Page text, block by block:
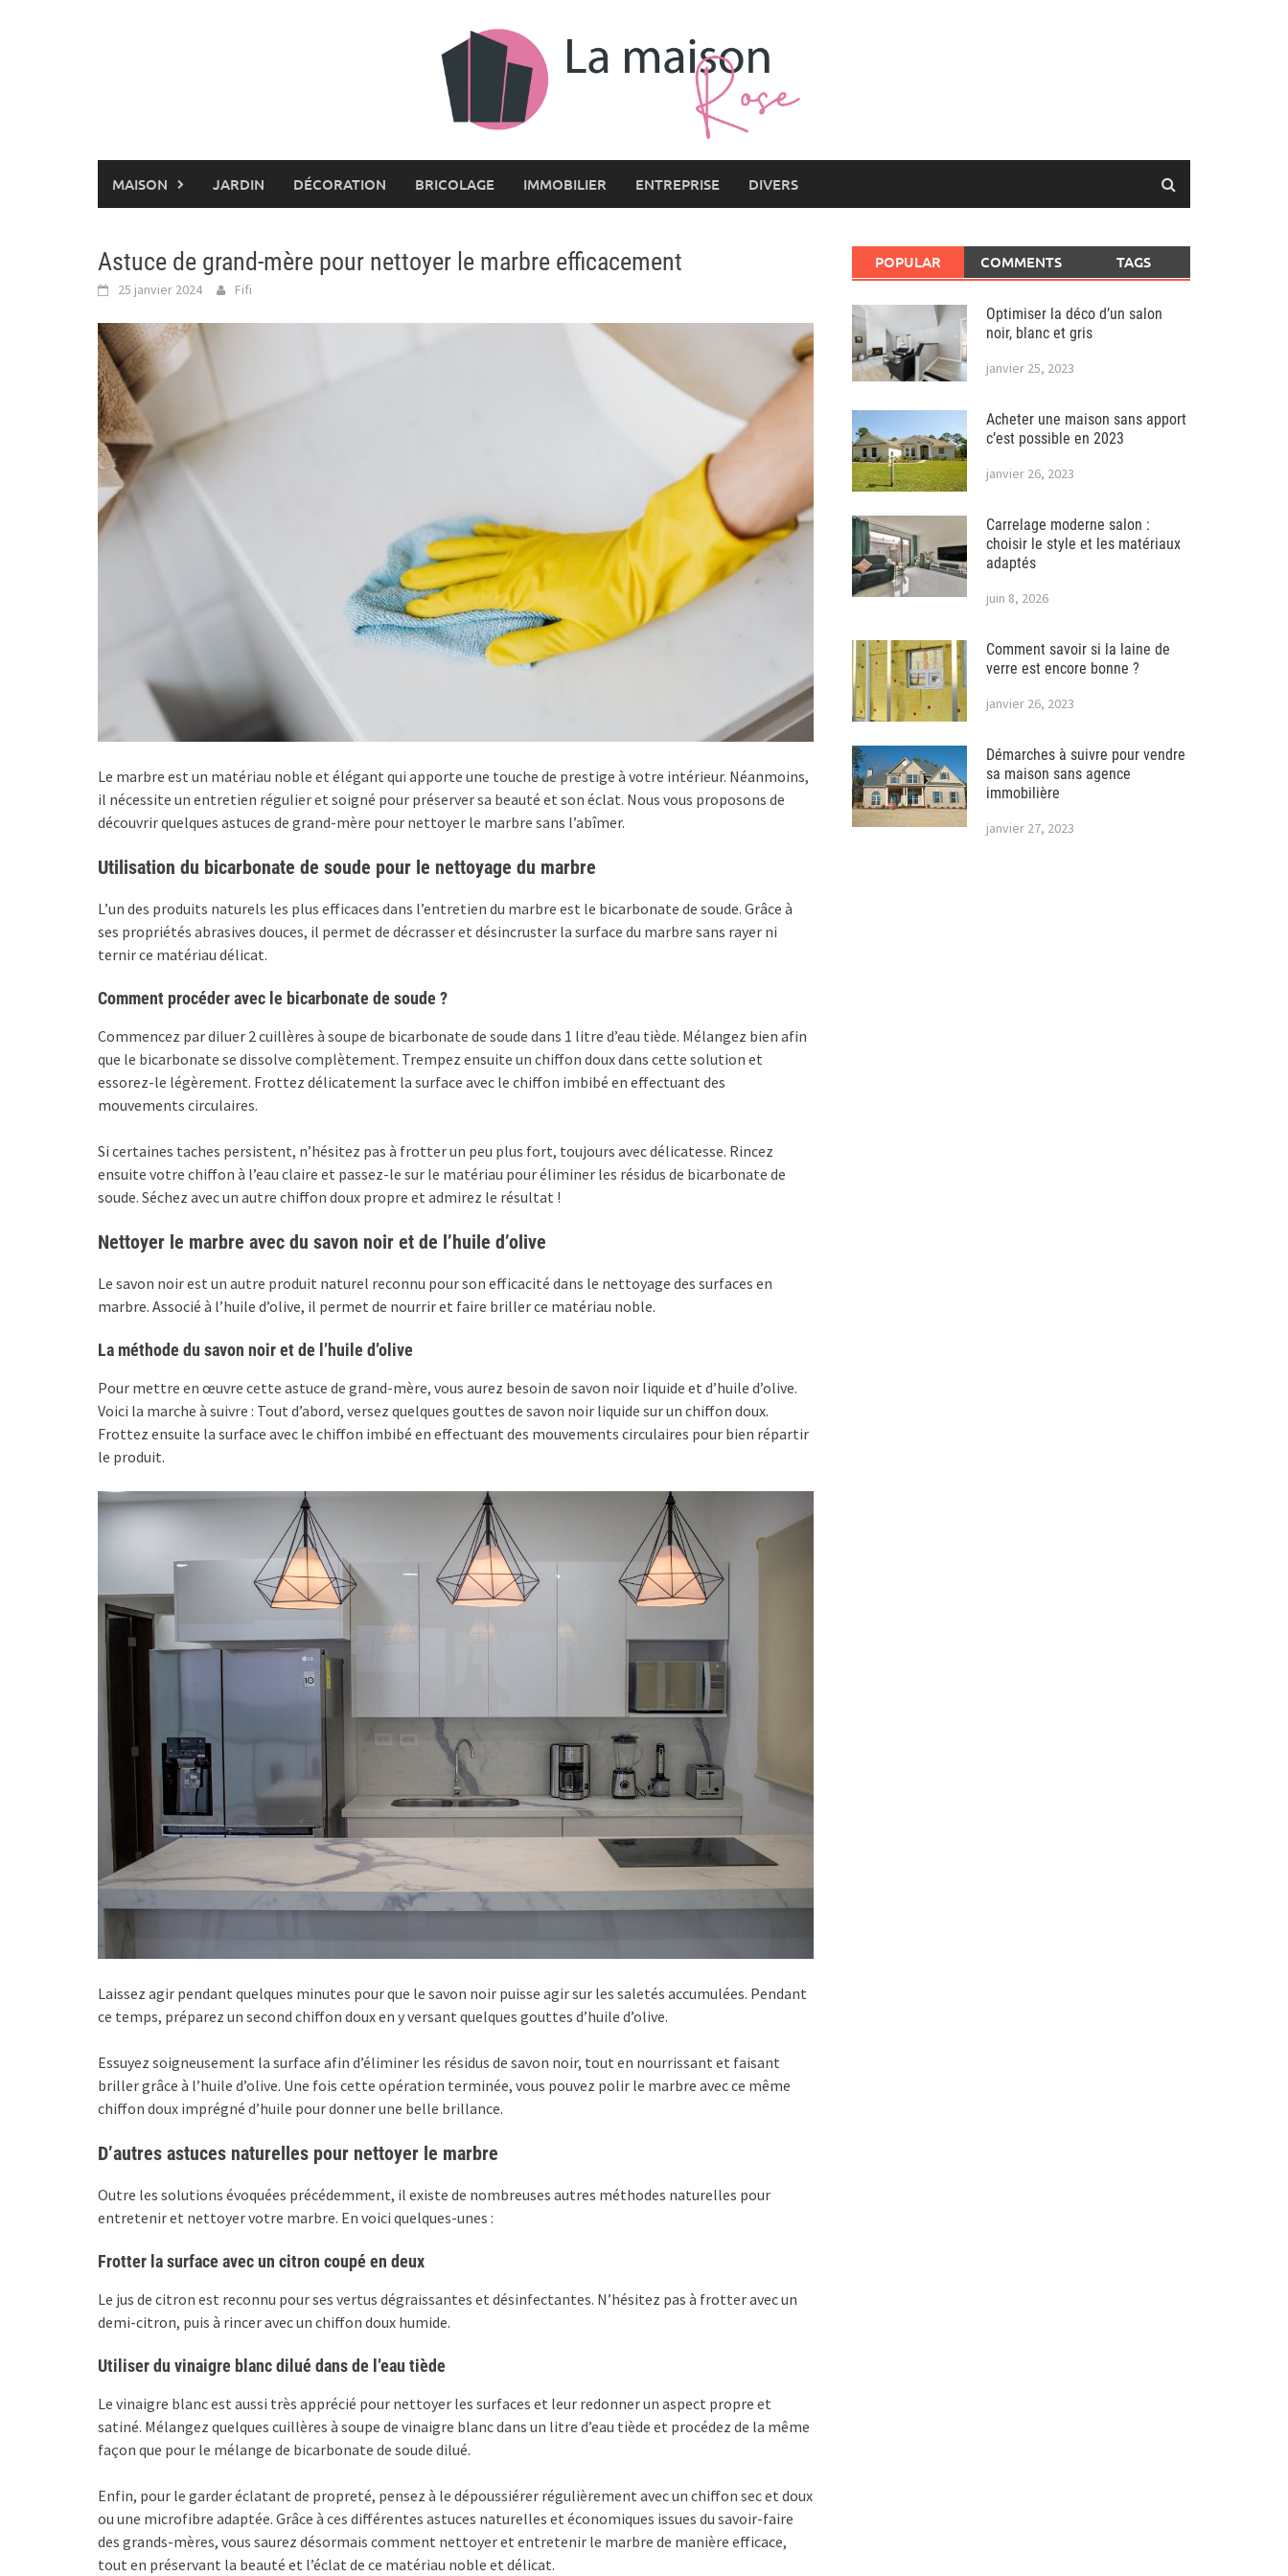
MAISON JARDIN DÉCORATION BRICOLAGE IMMOBILIER ENTREPRISE DIVERS
Astuce de grand-mère pour nettoyer le marbre efficacement
25 janvier 2024 Fifi
Le marbre est un matériau noble et élégant qui apporte une touche de prestige à votre intérieur. Néanmoins,
il nécessite un entretien régulier et soigné pour préserver sa beauté et son éclat. Nous vous proposons de
découvrir quelques astuces de grand-mère pour nettoyer le marbre sans l’abîmer.
Utilisation du bicarbonate de soude pour le nettoyage du marbre
L’un des produits naturels les plus efficaces dans l’entretien du marbre est le bicarbonate de soude. Grâce à
ses propriétés abrasives douces, il permet de décrasser et désincruster la surface du marbre sans rayer ni
ternir ce matériau délicat.
Comment procéder avec le bicarbonate de soude ?
Commencez par diluer 2 cuillères à soupe de bicarbonate de soude dans 1 litre d’eau tiède. Mélangez bien afin
que le bicarbonate se dissolve complètement. Trempez ensuite un chiffon doux dans cette solution et
essorez-le légèrement. Frottez délicatement la surface avec le chiffon imbibé en effectuant des
mouvements circulaires.
Si certaines taches persistent, n’hésitez pas à frotter un peu plus fort, toujours avec délicatesse. Rincez
ensuite votre chiffon à l’eau claire et passez-le sur le matériau pour éliminer les résidus de bicarbonate de
soude. Séchez avec un autre chiffon doux propre et admirez le résultat !
Nettoyer le marbre avec du savon noir et de l’huile d’olive
Le savon noir est un autre produit naturel reconnu pour son efficacité dans le nettoyage des surfaces en
marbre. Associé à l’huile d’olive, il permet de nourrir et faire briller ce matériau noble.
La méthode du savon noir et de l’huile d’olive
Pour mettre en œuvre cette astuce de grand-mère, vous aurez besoin de savon noir liquide et d’huile d’olive.
Voici la marche à suivre : Tout d’abord, versez quelques gouttes de savon noir liquide sur un chiffon doux.
Frottez ensuite la surface avec le chiffon imbibé en effectuant des mouvements circulaires pour bien répartir
le produit.
Laissez agir pendant quelques minutes pour que le savon noir puisse agir sur les saletés accumulées. Pendant
ce temps, préparez un second chiffon doux en y versant quelques gouttes d’huile d’olive.
Essuyez soigneusement la surface afin d’éliminer les résidus de savon noir, tout en nourrissant et faisant
briller grâce à l’huile d’olive. Une fois cette opération terminée, vous pouvez polir le marbre avec ce même
chiffon doux imprégné d’huile pour donner une belle brillance.
D’autres astuces naturelles pour nettoyer le marbre
Outre les solutions évoquées précédemment, il existe de nombreuses autres méthodes naturelles pour
entretenir et nettoyer votre marbre. En voici quelques-unes :
Frotter la surface avec un citron coupé en deux
Le jus de citron est reconnu pour ses vertus dégraissantes et désinfectantes. N’hésitez pas à frotter avec un
demi-citron, puis à rincer avec un chiffon doux humide.
Utiliser du vinaigre blanc dilué dans de l’eau tiède
Le vinaigre blanc est aussi très apprécié pour nettoyer les surfaces et leur redonner un aspect propre et
satiné. Mélangez quelques cuillères à soupe de vinaigre blanc dans un litre d’eau tiède et procédez de la même
façon que pour le mélange de bicarbonate de soude dilué.
Enfin, pour le garder éclatant de propreté, pensez à le dépoussiérer régulièrement avec un chiffon sec et doux
ou une microfibre adaptée. Grâce à ces différentes astuces naturelles et économiques issues du savoir-faire
des grands-mères, vous saurez désormais comment nettoyer et entretenir le marbre de manière efficace,
tout en préservant la beauté et l’éclat de ce matériau noble et délicat.
POPULAR COMMENTS TAGS
Optimiser la déco d’un salon
noir, blanc et gris
janvier 25, 2023
Acheter une maison sans apport
c’est possible en 2023
janvier 26, 2023
Carrelage moderne salon :
choisir le style et les matériaux
adaptés
juin 8, 2026
Comment savoir si la laine de
verre est encore bonne ?
janvier 26, 2023
Démarches à suivre pour vendre
sa maison sans agence
immobilière
janvier 27, 2023